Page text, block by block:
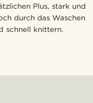
Plus, stark und
durch das Waschen
schnell knittern.